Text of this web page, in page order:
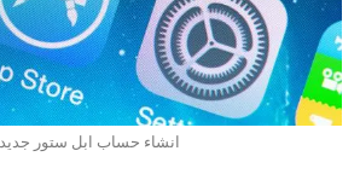
انشاء حساب ابل ستور جديد